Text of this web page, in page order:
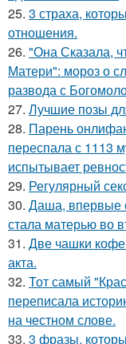
25. 3 страха,
отношения.
26. "Она Сказала,
Матери": мороз о
развода с
27. Лучшие позы
28. Парень
переспала с 1113
испытывает
29. Регулярный
30. Даша, впервые
стала матерью во
31. Две чашки кофе
акта.
32. Тот самый
переписала
на честном слове.
33. 3 фразы,